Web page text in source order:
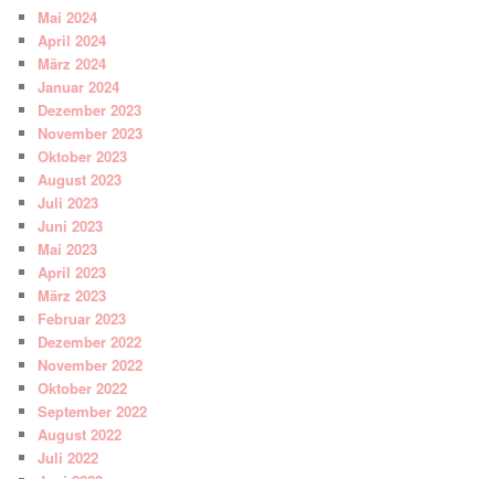
Mai 2024
April 2024
März 2024
Januar 2024
Dezember 2023
November 2023
Oktober 2023
August 2023
Juli 2023
Juni 2023
Mai 2023
April 2023
März 2023
Februar 2023
Dezember 2022
November 2022
Oktober 2022
September 2022
August 2022
Juli 2022